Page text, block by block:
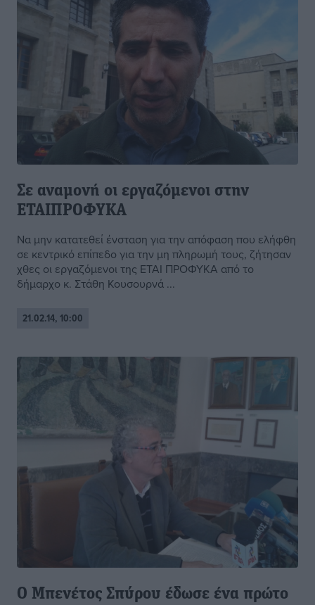
Σε αναμονή οι εργαζόμενοι στην
ΕΤΑΙΠΡΟΦΥΚΑ
Να μην κατατεθεί ένσταση για την απόφαση που ελήφθη
σε κεντρικό επίπεδο για την μη πληρωμή τους, ζήτησαν
χθες οι εργαζόμενοι της ΕΤΑΙ ΠΡΟΦΥΚΑ από το
δήμαρχο κ. Στάθη Κουσουρνά ...
21.02.14, 10:00
Ο Μπενέτος Σπύρου έδωσε ένα πρώτο